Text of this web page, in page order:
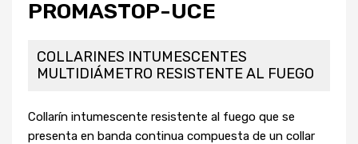
PROMASTOP-UCE
COLLARINES INTUMESCENTES
MULTIDIÁMETRO RESISTENTE AL FUEGO
Collarín intumescente resistente al fuego que se
presenta en banda continua compuesta de un collar